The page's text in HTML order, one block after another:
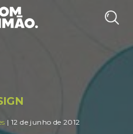
| 12 de junho de 2012